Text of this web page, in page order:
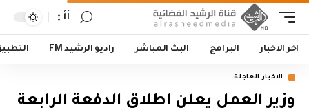
أأ
اخر الاخبار البرامج البث المباشر راديو الرشيد FM
الاخبار العاجلة
وزير العمل يعلن اطلاق الدفعة الرابعة